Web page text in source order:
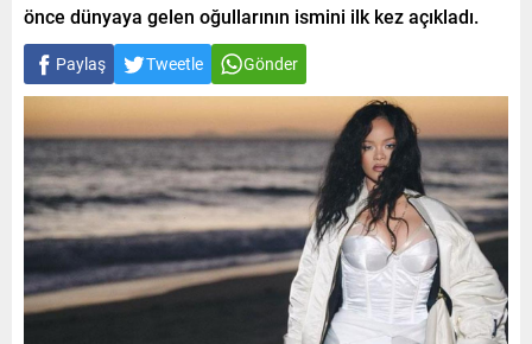
önce dünyaya gelen oğullarının ismini ilk kez açıkladı.
Paylaş Tweetle Gönder